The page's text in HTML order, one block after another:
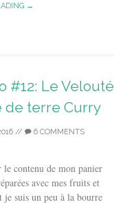
→
#12: Le Velouté
de terre Curry
// 6 COMMENTS
contenu de mon panier
avec mes fruits et
suis un peu à la bourre